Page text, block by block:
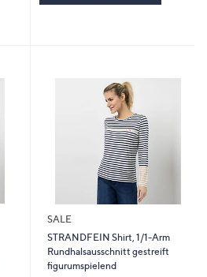
SALE
STRANDFEIN Shirt, 1/1-Arm
Rundhalsausschnitt gestreift
figurumspielend